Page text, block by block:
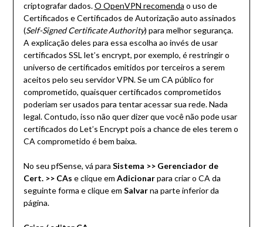
criptografar dados.O OpenVPN recomenda o uso de
Certificados e Certificados de Autorização auto assinados
(Self-Signed Certificate Authority) para melhor segurança.
A explicação deles para essa escolha ao invés de usar
certificados SSL let’s encrypt, por exemplo, é restringir o
universo de certificados emitidos por terceiros a serem
aceitos pelo seu servidor VPN. Se um CA público for
comprometido, quaisquer certificados comprometidos
poderiam ser usados para tentar acessar sua rede. Nada
legal. Contudo, isso não quer dizer que você não pode usar
certificados do Let’s Encrypt pois a chance de eles terem o
CA comprometido é bem baixa.
No seu pfSense, vá para Sistema >> Gerenciador de
Cert. >> CAs e clique em Adicionarpara criar o CA da
seguinte forma e clique em Salvarna parte inferior da
página.